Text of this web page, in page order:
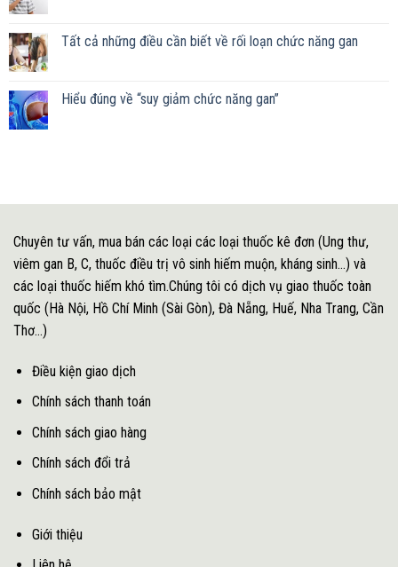
Tất cả những điều cần biết về rối loạn chức năng gan
Hiểu đúng về “suy giảm chức năng gan”
Chuyên tư vấn, mua bán các loại các loại thuốc kê đơn (Ung thư,
viêm gan B, C, thuốc điều trị vô sinh hiếm muộn, kháng sinh...) và
các loại thuốc hiếm khó tìm.Chúng tôi có dịch vụ giao thuốc toàn
quốc (Hà Nội, Hồ Chí Minh (Sài Gòn), Đà Nẵng, Huế, Nha Trang, Cần
Thơ...)
Điều kiện giao dịch
Chính sách thanh toán
Chính sách giao hàng
Chính sách đổi trả
Chính sách bảo mật
Giới thiệu